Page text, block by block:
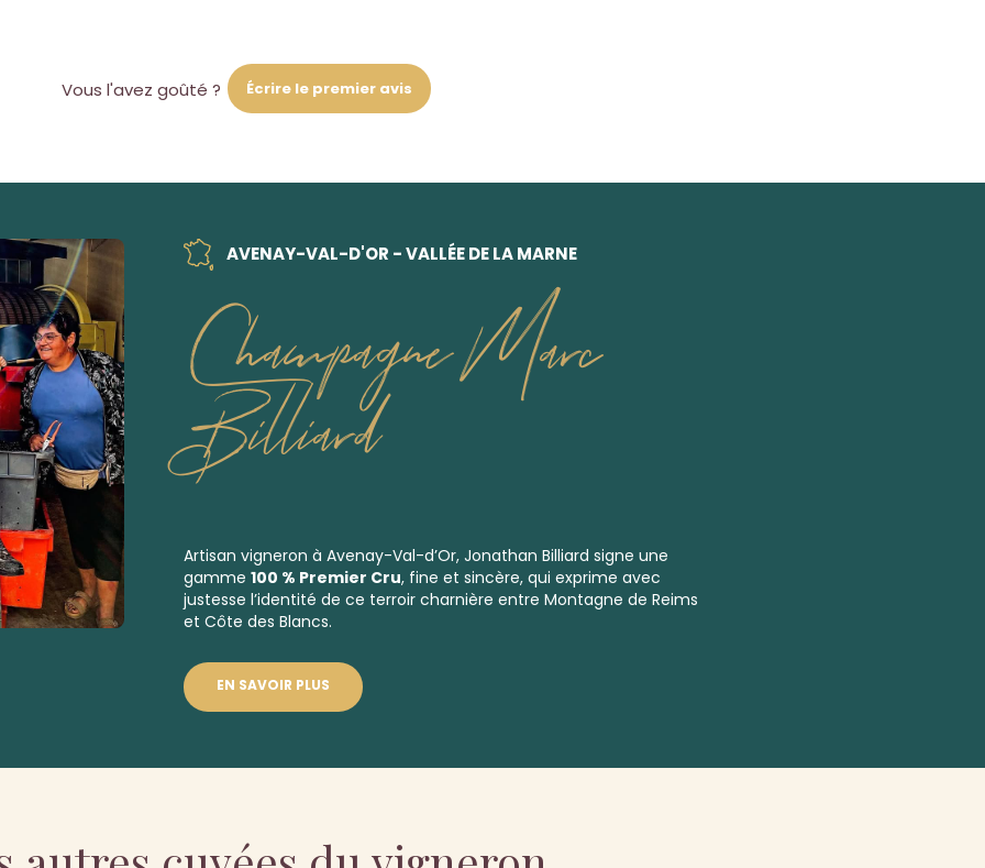
Vous l'avez goûté ? Écrire le premier avis
AVENAY-VAL-D'OR - VALLÉE DE LA MARNE
Champagne Marc
Billiard
Artisan vigneron à Avenay-Val-d’Or, Jonathan Billiard signe une
gamme 100 % Premier Cru, fine et sincère, qui exprime avec
justesse l’identité de ce terroir charnière entre Montagne de Reims
et Côte des Blancs.
EN SAVOIR PLUS